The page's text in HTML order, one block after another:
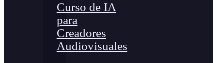
Curso de IA
para
Creadores
Audiovisuales